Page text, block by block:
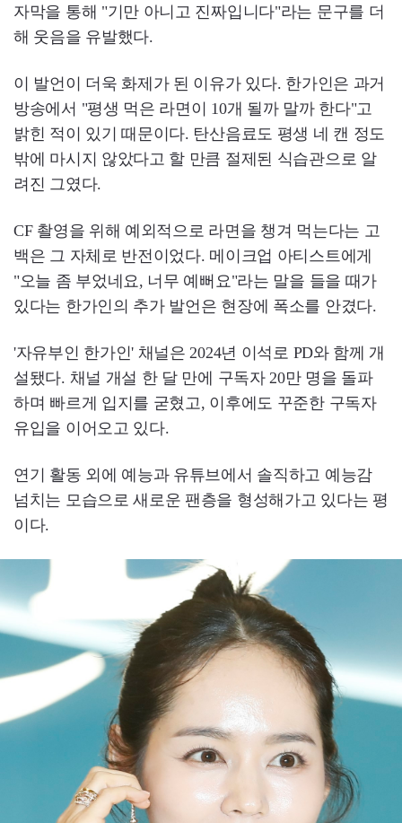
자막을 통해 "기만 아니고 진짜입니다"라는 문구를 더
해 웃음을 유발했다.
이 발언이 더욱 화제가 된 이유가 있다. 한가인은 과거
방송에서 "평생 먹은 라면이 10개 될까 말까 한다"고
밝힌 적이 있기 때문이다. 탄산음료도 평생 네 캔 정도
밖에 마시지 않았다고 할 만큼 절제된 식습관으로 알
려진 그였다.
CF 촬영을 위해 예외적으로 라면을 챙겨 먹는다는 고
백은 그 자체로 반전이었다. 메이크업 아티스트에게
"오늘 좀 부었네요, 너무 예뻐요"라는 말을 들을 때가
있다는 한가인의 추가 발언은 현장에 폭소를 안겼다.
'자유부인 한가인' 채널은 2024년 이석로 PD와 함께 개
설됐다. 채널 개설 한 달 만에 구독자 20만 명을 돌파
하며 빠르게 입지를 굳혔고, 이후에도 꾸준한 구독자
유입을 이어오고 있다.
연기 활동 외에 예능과 유튜브에서 솔직하고 예능감
넘치는 모습으로 새로운 팬층을 형성해가고 있다는 평
이다.